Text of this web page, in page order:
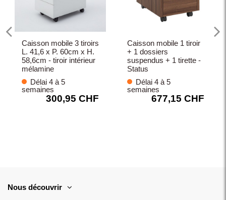
Caisson mobile 3 tiroirs
L. 41,6 x P. 60cm x H.
58,6cm - tiroir intérieur
mélamine
Délai 4 à 5
semaines
300,95 CHF
Caisson mobile 1 tiroir
+ 1 dossiers
suspendus + 1 tirette -
Status
Délai 4 à 5
semaines
677,15 CHF
Nous découvrir